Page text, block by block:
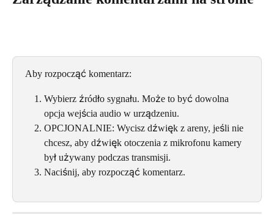
Aby rozpocząć komentarz:
Wybierz źródło sygnału. Może to być dowolna
opcja wejścia audio w urządzeniu.
OPCJONALNIE: Wycisz dźwięk z areny, jeśli nie
chcesz, aby dźwięk otoczenia z mikrofonu kamery
był używany podczas transmisji.
Naciśnij, aby rozpocząć komentarz.